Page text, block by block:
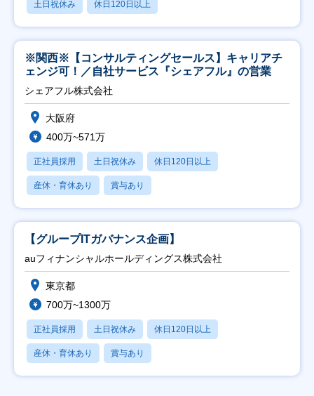
土日祝休み 休日120日以上
※関西※【コンサルティングセールス】キャリアチ
ェンジ可！／自社サービス『シェアフル』の営業
シェアフル株式会社
大阪府
400万~571万
正社員採用 土日祝休み 休日120日以上
産休・育休あり 賞与あり
【グループITガバナンス企画】
auフィナンシャルホールディングス株式会社
東京都
700万~1300万
正社員採用 土日祝休み 休日120日以上
産休・育休あり 賞与あり